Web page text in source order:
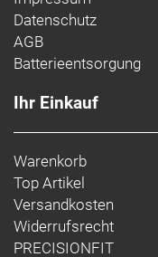
Datenschutz
AGB
Batterieentsorgung
Ihr Einkauf
Warenkorb
Top Artikel
Versandkosten
Widerrufsrecht
PRECISIONFIT